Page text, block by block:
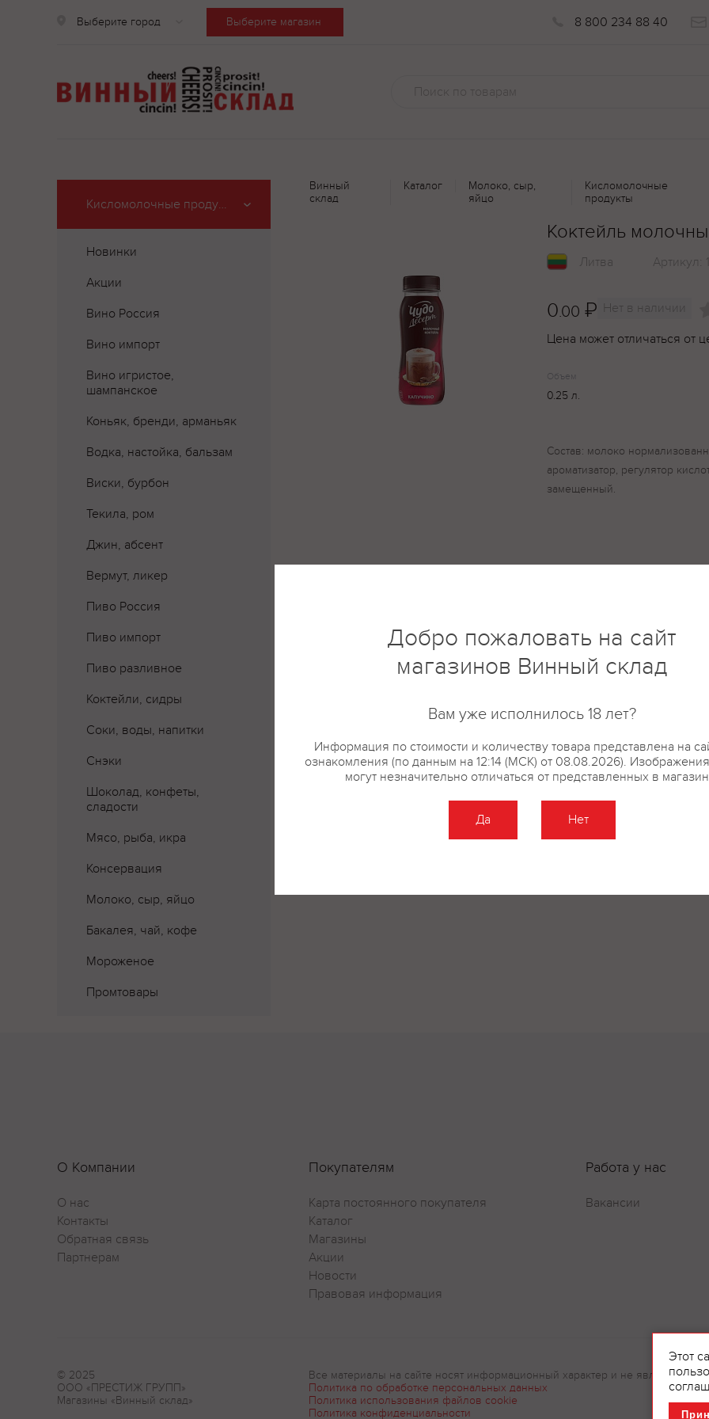
Выберите город Выберите магазин 8 800 234 88 40
Кисломолочные продукты
Новинки
Акции
Вино Россия
Вино импорт
Вино игристое,
шампанское
Коньяк, бренди, арманьяк
Водка, настойка, бальзам
Виски, бурбон
Текила, ром
Джин, абсент
Вермут, ликер
Пиво Россия
Пиво импорт
Пиво разливное
Коктейли, сидры
Соки, воды, напитки
Снэки
Шоколад, конфеты,
сладости
Мясо, рыба, икра
Консервация
Молоко, сыр, яйцо
Бакалея, чай, кофе
Мороженое
Промтовары
Винный
склад
Каталог
Молоко, сыр,
яйцо
Кисломолочные
продукты
Коктейль
Литва Артикул:
0.00 ₽ Нет в наличии
Цена может отличаться от
Объем
0.25 л.
Состав: молоко
ароматизатор, регулятор
замещенный.
О Компании
О нас
Контакты
Обратная связь
Партнерам
Покупателям
Карта постоянного покупателя
Каталог
Магазины
Акции
Новости
Правовая информация
Работа у нас
Вакансии
© 2025
ООО «ПРЕСТИЖ ГРУПП»
Магазины «Винный склад»
Все материалы на сайте носят информационный характер и не являются
Политика по обработке персональных данных
Политика использования файлов cookie
Политика конфиденциальности
Этот
Добро пожаловать на сайт
магазинов Винный склад
Вам уже исполнилось 18 лет?
Информация по стоимости и количеству товара представлена на
ознакомления (по данным на 12:14 (МСК) от 08.08.2026).
могут незначительно отличаться от представленных в
Да Нет